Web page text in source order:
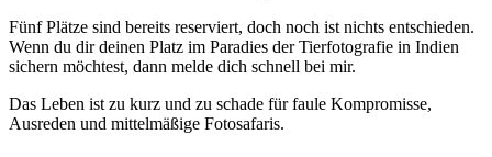
Fünf Plätze sind bereits reserviert, doch noch ist nichts entschieden.
Wenn du dir deinen Platz im Paradies der Tierfotografie in Indien
sichern möchtest, dann melde dich schnell bei mir.
Das Leben ist zu kurz und zu schade für faule Kompromisse,
Ausreden und mittelmäßige Fotosafaris.